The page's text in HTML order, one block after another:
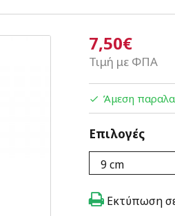
7,50€
Τιμή με ΦΠΑ
Άμεση
Επιλογές
Εκτύπωση